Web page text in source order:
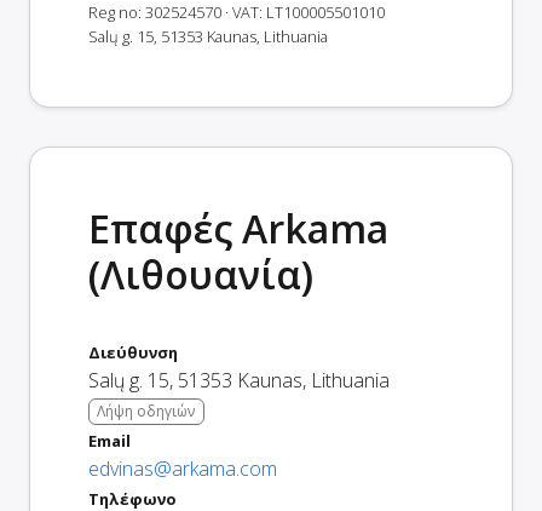
Reg no: 302524570 · VAT: LT100005501010
Salų g. 15, 51353 Kaunas, Lithuania
Επαφές Arkama
(Λιθουανία)
Διεύθυνση
Salų g. 15, 51353 Kaunas, Lithuania
Λήψη οδηγιών
Email
edvinas@arkama.com
Τηλέφωνο